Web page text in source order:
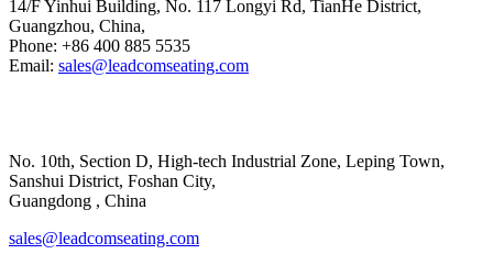
14/F Yinhui Building, No. 117 Longyi Rd, TianHe District,
Guangzhou, China,
Phone: +86 400 885 5535
Email: sales@leadcomseating.com
No. 10th, Section D, High-tech Industrial Zone, Leping Town,
Sanshui District, Foshan City,
​​​​​​​Guangdong , China
sales@leadcomseating.com